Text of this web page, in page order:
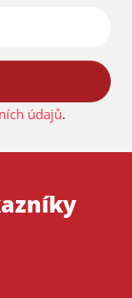
údajů.